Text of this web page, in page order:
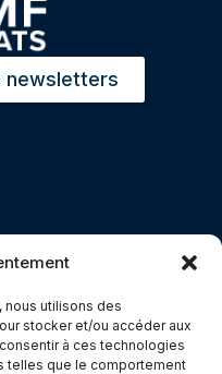
utilisons des
stocker et/ou accéder aux
à ces technologies
telles que le comportement
newsletters